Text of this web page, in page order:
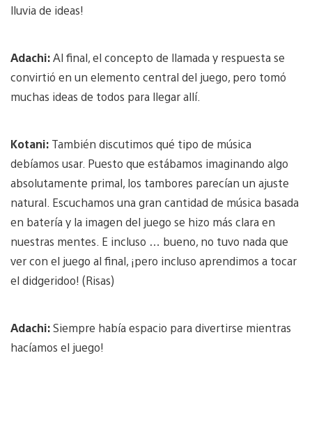
lluvia de ideas!
Adachi:Al final, el concepto de llamada y respuesta se
convirtió en un elemento central del juego, pero tomó
muchas ideas de todos para llegar allí.
Kotani: También discutimos qué tipo de música
debíamos usar. Puesto que estábamos imaginando algo
absolutamente primal, los tambores parecían un ajuste
natural. Escuchamos una gran cantidad de música basada
en batería y la imagen del juego se hizo más clara en
nuestras mentes. E incluso … bueno, no tuvo nada que
ver con el juego al final, ¡pero incluso aprendimos a tocar
el didgeridoo! (Risas)
Adachi:Siempre había espacio para divertirse mientras
hacíamos el juego!